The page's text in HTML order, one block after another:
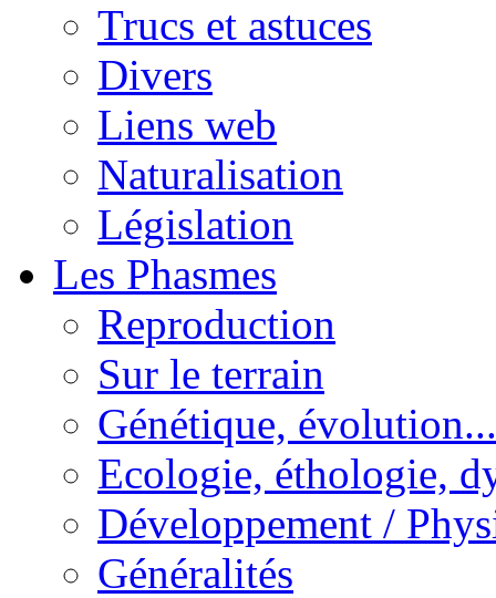
Trucs et astuces
Divers
Liens web
Naturalisation
Législation
Les Phasmes
Reproduction
Sur le terrain
Génétique, évolution...
Ecologie, éthologie,
Développement /
Généralités